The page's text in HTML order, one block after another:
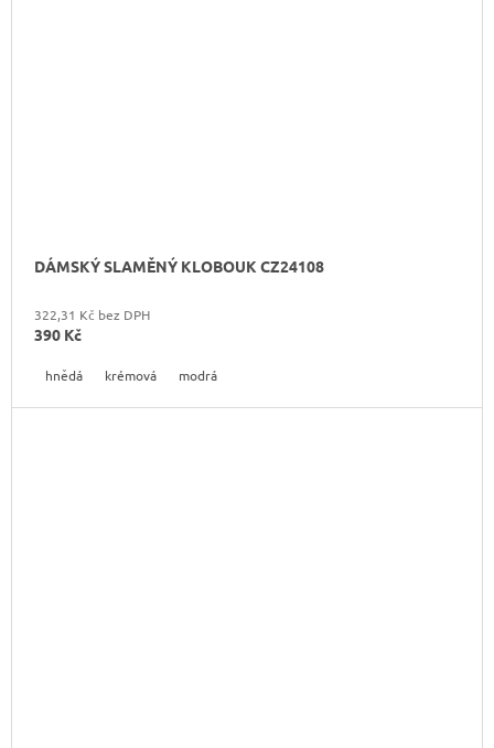
DÁMSKÝ SLAMĚNÝ KLOBOUK CZ24108
322,31 Kč bez DPH
390 Kč
hnědá krémová modrá